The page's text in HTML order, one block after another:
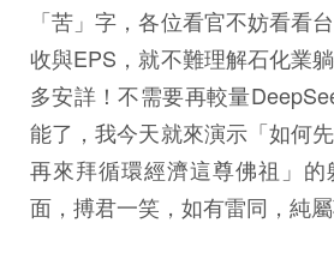
「苦」字，各位看官不妨看看
收與EPS，就不難理解石化業
多安詳！不需要再較量
能了，我今天就來演示「如何
再來拜循環經濟這尊佛祖」
面，搏君一笑，如有雷同，純屬